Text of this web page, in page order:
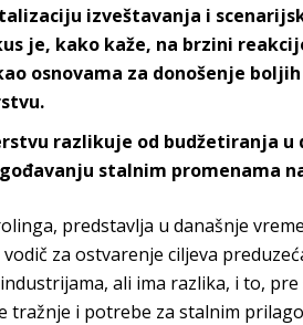
izveštavanja i
je, kako kaže, na brzini
osnovama za donošenje
.
razlikuje od budžetiranja
stalnim promenama
predstavlja u današnje
za ostvarenje ciljeva
ali ima razlika, i to,
tražnje i potrebe za stalnim